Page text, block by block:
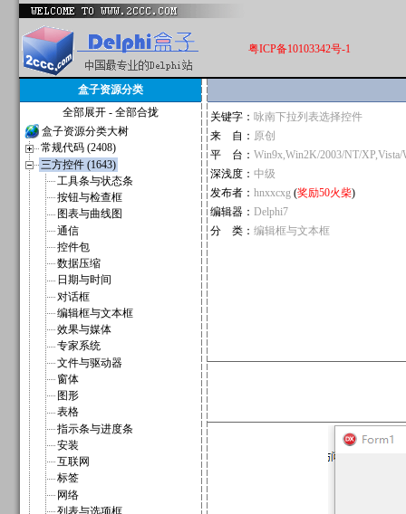
粤ICP备10103342号-1
盒子资源分类
全部展开 - 全部合拢
盒子资源分类大树
常规代码 (2408)
三方控件 (1643)
工具条与状态条
按钮与检查框
图表与曲线图
通信
控件包
数据压缩
日期与时间
对话框
编辑框与文本框
效果与媒体
专家系统
文件与驱动器
窗体
图形
表格
指示条与进度条
安装
互联网
标签
网络
列表与选项框
关键字： 咏南下拉列表选择控件
来 自： 原创
平 台： Win9x,Win2K/2003/NT/XP,Vista/
深浅度： 中级
发布者： hnxxcxg (奖励50火柴)
编辑器： Delphi7
分 类： 编辑框与文本框